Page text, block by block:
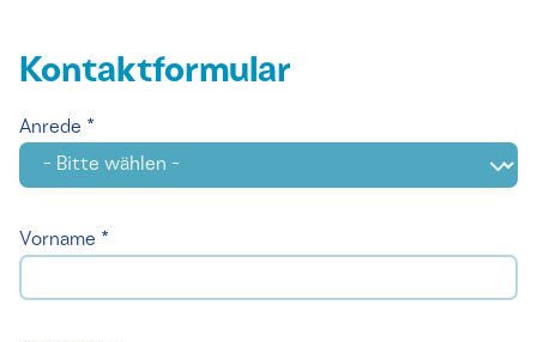
Kontaktformular
Anrede *
Vorname *